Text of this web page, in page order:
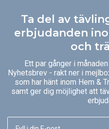
Ta del av
erbjudanden
och
Ett par gånger i
Nyhetsbrev - rakt ner i
som har hänt inom Hem &
samt ger dig möjlighet att